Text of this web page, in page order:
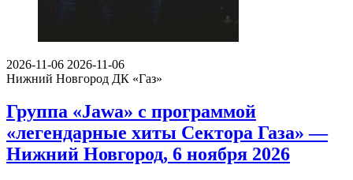
2026-11-06 2026-11-06
Нижний Новгород ДК «Газ»
Группа «Jawa» с программой
«легендарные хиты Сектора Газа» —
Нижний Новгород, 6 ноября 2026